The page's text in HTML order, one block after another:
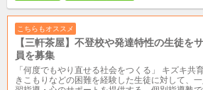
こちらもオススメ
【三軒茶屋】不登校や発達特性の生徒を
員を募集
「何度でもやり直せる社会をつくる」 キズキ共
きこもりなどの困難を経験した生徒に対して、